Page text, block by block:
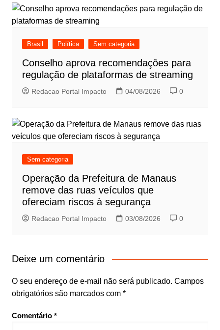
Brasil Política Sem categoria
Conselho aprova recomendações para
regulação de plataformas de streaming
Redacao Portal Impacto 04/08/2026 0
Sem categoria
Operação da Prefeitura de Manaus
remove das ruas veículos que
ofereciam riscos à segurança
Redacao Portal Impacto 03/08/2026 0
Deixe um comentário
O seu endereço de e-mail não será publicado. Campos
obrigatórios são marcados com *
Comentário *